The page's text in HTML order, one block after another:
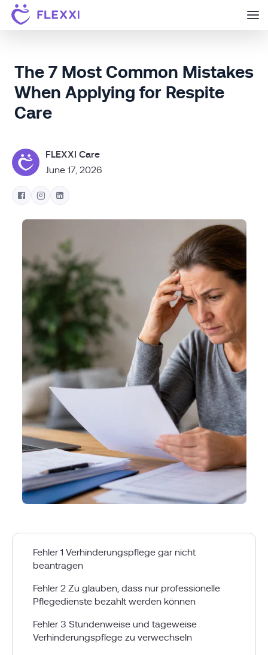
The 7 Most Common Mistakes
When Applying for Respite
Care
FLEXXI Care
June 17, 2026
Fehler 1 Verhinderungspflege gar nicht
beantragen
Fehler 2 Zu glauben, dass nur professionelle
Pflegedienste bezahlt werden können
Fehler 3 Stundenweise und tageweise
Verhinderungspflege zu verwechseln